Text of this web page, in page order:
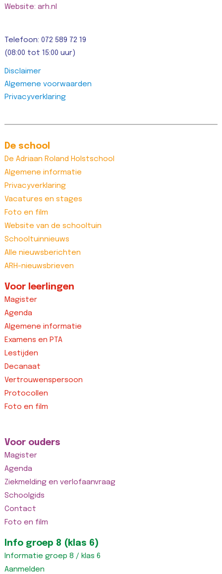
Website: arh.nl
Telefoon: 072 589 72 19
(08:00 tot 15:00 uur)
Disclaimer
Algemene voorwaarden
Privacyverklaring
De school
De Adriaan Roland Holstschool
Algemene informatie
Privacyverklaring
Vacatures en stages
Foto en film
Website van de schooltuin
Schooltuinnieuws
Alle nieuwsberichten
ARH-nieuwsbrieven
Voor leerlingen
Magister
Agenda
Algemene informatie
Examens en PTA
Lestijden
Decanaat
Vertrouwenspersoon
Protocollen
Foto en film
Voor ouders
Magister
Agenda
Ziekmelding en verlofaanvraag
Schoolgids
Contact
Foto en film
Info groep 8 (klas 6)
Informatie groep 8 / klas 6
Aanmelden